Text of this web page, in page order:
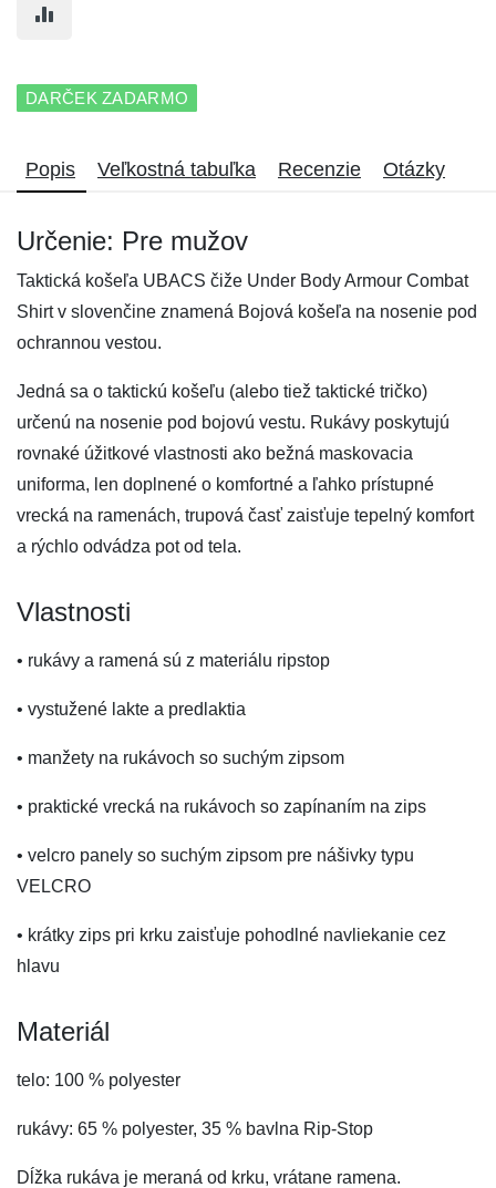
DARČEK ZADARMO
Popis Veľkostná tabuľka Recenzie Otázky
Určenie: Pre mužov
Taktická košeľa UBACS čiže Under Body Armour Combat
Shirt v slovenčine znamená Bojová košeľa na nosenie pod
ochrannou vestou.
Jedná sa o taktickú košeľu (alebo tiež taktické tričko)
určenú na nosenie pod bojovú vestu. Rukávy poskytujú
rovnaké úžitkové vlastnosti ako bežná maskovacia
uniforma, len doplnené o komfortné a ľahko prístupné
vrecká na ramenách, trupová časť zaisťuje tepelný komfort
a rýchlo odvádza pot od tela.
Vlastnosti
• rukávy a ramená sú z materiálu ripstop
• vystužené lakte a predlaktia
• manžety na rukávoch so suchým zipsom
• praktické vrecká na rukávoch so zapínaním na zips
• velcro panely so suchým zipsom pre nášivky typu
VELCRO
• krátky zips pri krku zaisťuje pohodlné navliekanie cez
hlavu
Materiál
telo: 100 % polyester
rukávy: 65 % polyester, 35 % bavlna Rip-Stop
Dĺžka rukáva je meraná od krku, vrátane ramena.